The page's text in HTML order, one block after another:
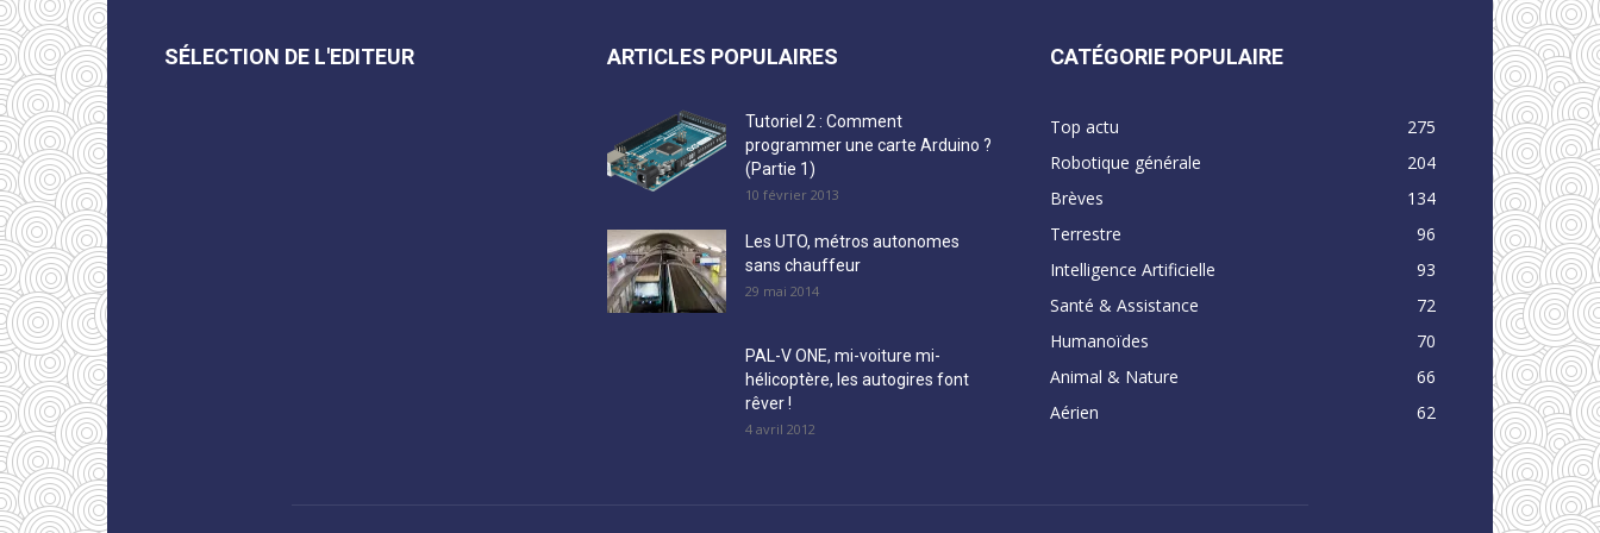
SÉLECTION DE L'EDITEUR ARTICLES POPULAIRES
Tutoriel 2 : Comment
programmer une carte Arduino ?
(Partie 1)
10 février 2013
Les UTO, métros autonomes
sans chauffeur
29 mai 2014
PAL-V ONE, mi-voiture mi-
hélicoptère, les autogires font
rêver !
4 avril 2012
CATÉGORIE POPULAIRE
Top actu
275
Robotique générale
204
Brèves
134
Terrestre
96
Intelligence Artificielle
93
Santé & Assistance
72
Humanoïdes
70
Animal & Nature
66
Aérien
62